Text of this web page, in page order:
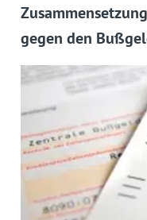
gegen den